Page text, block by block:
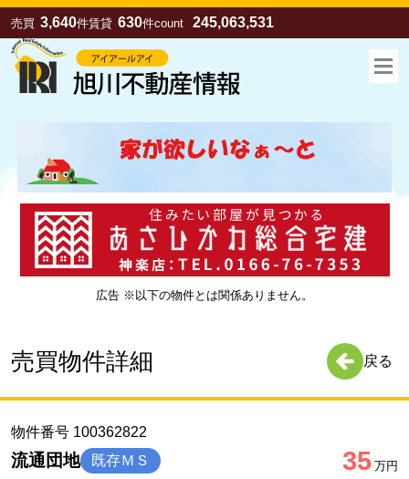
売買 3,640件賃貸 630件count 245,063,531
広告 ※以下の物件とは関係ありません。
売買物件詳細 戻る
物件番号 100362822
流通団地 既存ＭＳ 35 万円